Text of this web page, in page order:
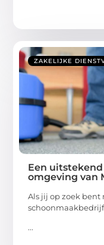
ZAKELIJKE
Een
omgeving van
Als jij op zoek
...